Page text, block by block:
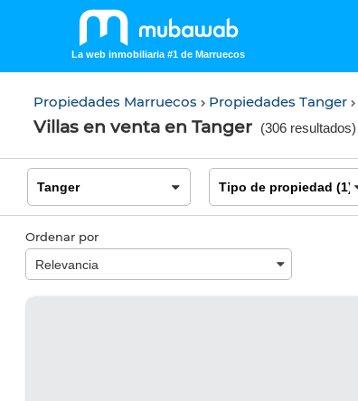
La web inmobiliaria #1 de Marruecos
Propiedades Marruecos Propiedades Tanger
Villas en venta en Tanger (306 resultados)
Ordenar por